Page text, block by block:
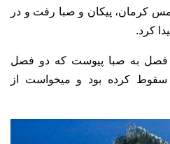
کرمان، پیکان و صبا رفت و در
کرد.
فصل به صبا پیوست که دو فصل
سقوط کرده بود و میخواست از